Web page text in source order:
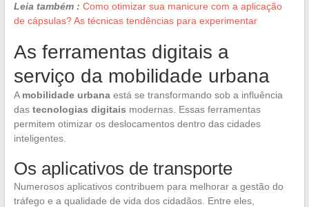
Leia também : Como otimizar sua manicure com a aplicação
de cápsulas? As técnicas tendências para experimentar
As ferramentas digitais a
serviço da mobilidade urbana
A mobilidade urbanaestá se transformando sob a influência
das tecnologias digitais modernas. Essas ferramentas
permitem otimizar os deslocamentos dentro das cidades
inteligentes.
Os aplicativos de transporte
Numerosos aplicativos contribuem para melhorar a gestão do
tráfego e a qualidade de vida dos cidadãos. Entre eles,